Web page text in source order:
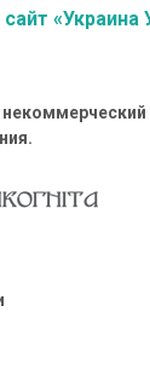
«Украина
некоммерческий